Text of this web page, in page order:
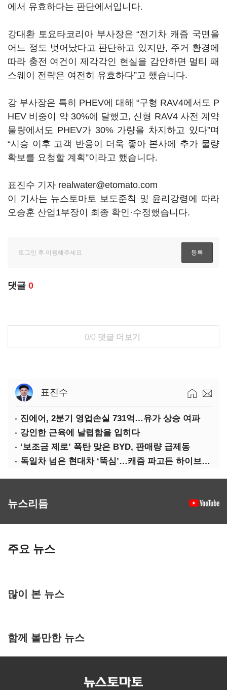
에서 유효하다는 판단에서입니다.
강대환 토요타코리아 부사장은 “전기차 캐즘 국면을
어느 정도 벗어났다고 판단하고 있지만, 주거 환경에
따라 충전 여건이 제각각인 현실을 감안하면 멀티 패
스웨이 전략은 여전히 유효하다”고 했습니다.
강 부사장은 특히 PHEV에 대해 “구형 RAV4에서도 P
HEV 비중이 약 30%에 달했고, 신형 RAV4 사전 계약
물량에서도 PHEV가 30% 가량을 차지하고 있다”며
“시승 이후 고객 반응이 더욱 좋아 본사에 추가 물량
확보를 요청할 계획”이라고 했습니다.
표진수 기자 realwater@etomato.com
이 기사는 뉴스토마토 보도준칙 및 윤리강령에 따라
오승훈 산업1부장이 최종 확인·수정했습니다.
댓글 0
0/0 댓글 더보기
표진수
진에어, 2분기 영업손실 731억…유가 상승 여파
강인한 근육에 날렵함을 입히다
‘보조금 제로’ 폭탄 맞은 BYD, 판매량 급제동
독일차 넘은 현대차 ‘뚝심’…캐즘 파고든 하이브리드 역전극
뉴스리듬
주요 뉴스
많이 본 뉴스
함께 볼만한 뉴스